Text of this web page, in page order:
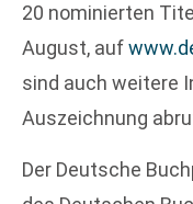
20 nominierten
August, auf
sind auch weitere
Auszeichnung
Der Deutsche